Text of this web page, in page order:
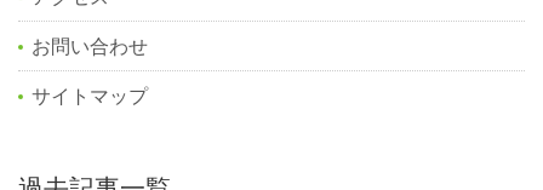
お問い合わせ
サイトマップ